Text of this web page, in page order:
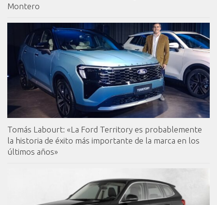
Montero
Tomás Labourt: «La Ford Territory es probablemente
la historia de éxito más importante de la marca en los
últimos años»